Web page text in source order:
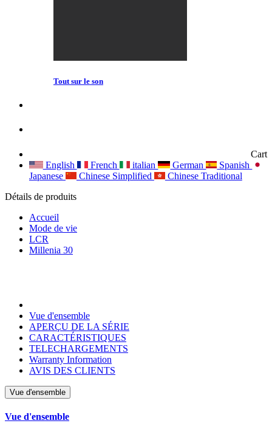
Tout sur le son
Cart
English
French italian German
Spanish
Japanese
Chinese Simplified
Chinese Traditional
Détails de produits
Accueil
Mode de vie
LCR
Millenia 30
Vue d'ensemble
APERÇU DE LA SÉRIE
CARACTÉRISTIQUES
TELECHARGEMENTS
Warranty Information
AVIS DES CLIENTS
Vue d'ensemble
Vue d'ensemble